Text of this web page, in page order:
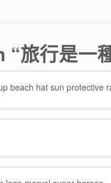
“旅行是一
beach hat sun protective